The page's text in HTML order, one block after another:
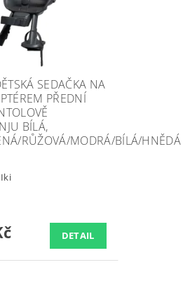
SEDAČKA NA
PŘEDNÍ
BÍLÁ,
RŮŽOVÁ/MODRÁ/BÍLÁ/HNĚDÁ
DETAIL